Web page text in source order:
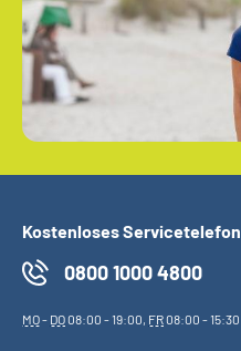
Kostenloses Servicetelefon
0800 1000 4800
MO- DO08:00 - 19:00, FR08:00 - 15:30